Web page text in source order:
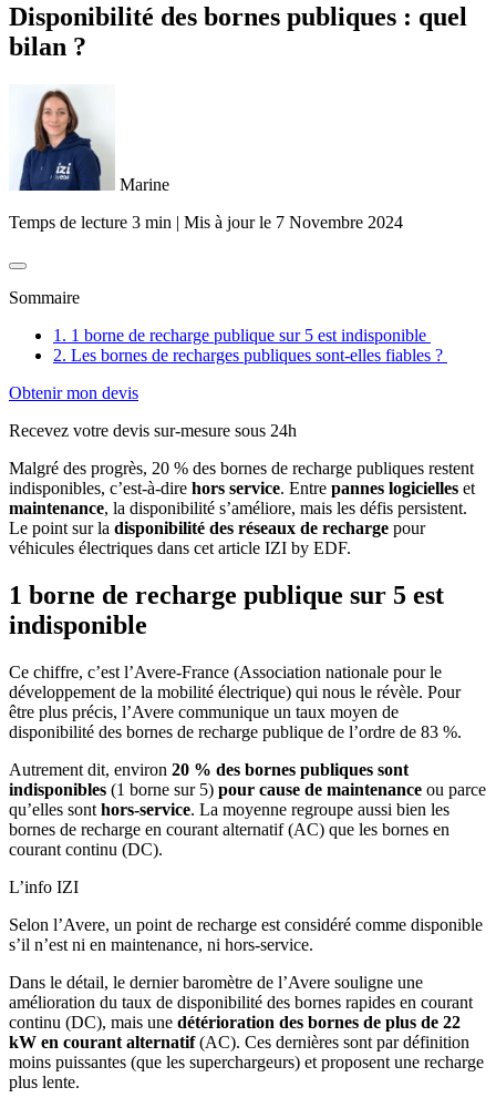
Disponibilité des bornes publiques : quel
bilan ?
Marine
Temps de lecture 3 min | Mis à jour le 7 Novembre 2024
Sommaire
1. 1 borne de recharge publique sur 5 est indisponible
2. Les bornes de recharges publiques sont-elles fiables ?
Obtenir mon devis
Recevez votre devis sur-mesure sous 24h
Malgré des progrès, 20 % des bornes de recharge publiques restent
indisponibles, c’est-à-dire hors service. Entre pannes logicielles et
maintenance, la disponibilité s’améliore, mais les défis persistent.
Le point sur la disponibilité des réseaux de recharge pour
véhicules électriques dans cet article IZI by EDF.
1 borne de recharge publique sur 5 est
indisponible
Ce chiffre, c’est l’Avere-France (Association nationale pour le
développement de la mobilité électrique) qui nous le révèle. Pour
être plus précis, l’Avere communique un taux moyen de
disponibilité des bornes de recharge publique de l’ordre de 83 %.
Autrement dit, environ 20 % des bornes publiques sont
indisponibles (1 borne sur 5) pour cause de maintenance ou parce
qu’elles sont hors-service. La moyenne regroupe aussi bien les
bornes de recharge en courant alternatif (AC) que les bornes en
courant continu (DC).
L’info IZI
Selon l’Avere, un point de recharge est considéré comme disponible
s’il n’est ni en maintenance, ni hors-service.
Dans le détail, le dernier baromètre de l’Avere souligne une
amélioration du taux de disponibilité des bornes rapides en courant
continu (DC), mais une détérioration des bornes de plus de 22
kW en courant alternatif(AC). Ces dernières sont par définition
moins puissantes (que les superchargeurs) et proposent une recharge
plus lente.